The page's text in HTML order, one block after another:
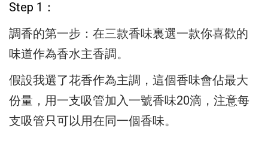
Step 1：
調香的第一步：在三款香味裏選一款你喜歡的
味道作為香水主香調。
假設我選了花香作為主調， 這個香味會佔最大
份量， 用一支吸管加入一號香味20滴， 注意每
支吸管只可以用在同一個香味。